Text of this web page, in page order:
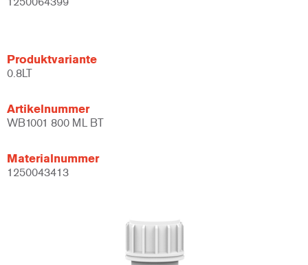
Produktvariante
0.8LT
Artikelnummer
WB1001 800 ML BT
Materialnummer
1250043413